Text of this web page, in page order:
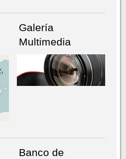
Galería
Multimedia
Banco de